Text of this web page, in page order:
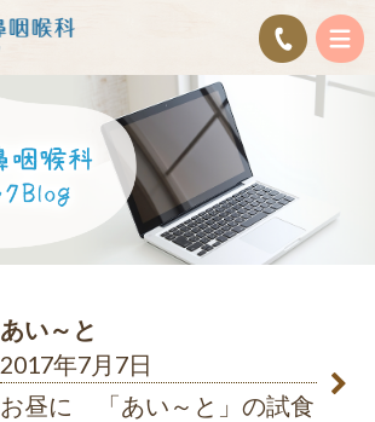
あい～と
2017年7月7日
お昼に 「あい～と」の試食